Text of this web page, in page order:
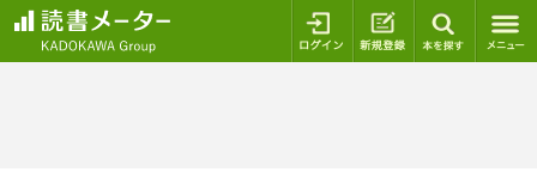
ログイン 新規登録